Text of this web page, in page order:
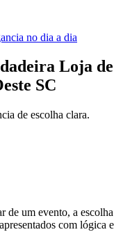
no dia a dia
Loja de
SC
de escolha clara.
de um evento, a escolha
com lógica e